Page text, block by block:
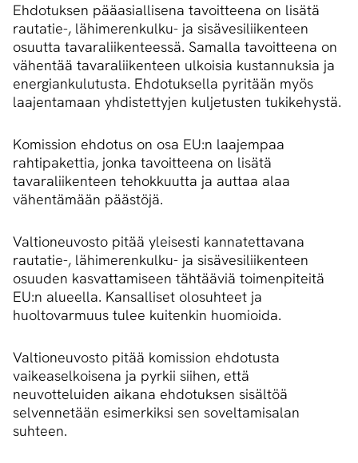
Ehdotuksen pääasiallisena tavoitteena on lisätä
rautatie-, lähimerenkulku- ja sisävesiliikenteen
osuutta tavaraliikenteessä. Samalla tavoitteena on
vähentää tavaraliikenteen ulkoisia kustannuksia ja
energiankulutusta. Ehdotuksella pyritään myös
laajentamaan yhdistettyjen kuljetusten tukikehystä.
Komission ehdotus on osa EU:n laajempaa
rahtipakettia, jonka tavoitteena on lisätä
tavaraliikenteen tehokkuutta ja auttaa alaa
vähentämään päästöjä.
Valtioneuvosto pitää yleisesti kannatettavana
rautatie-, lähimerenkulku- ja sisävesiliikenteen
osuuden kasvattamiseen tähtääviä toimenpiteitä
EU:n alueella. Kansalliset olosuhteet ja
huoltovarmuus tulee kuitenkin huomioida.
Valtioneuvosto pitää komission ehdotusta
vaikeaselkoisena ja pyrkii siihen, että
neuvotteluiden aikana ehdotuksen sisältöä
selvennetään esimerkiksi sen soveltamisalan
suhteen.